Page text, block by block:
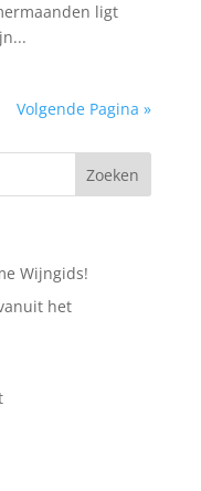
ligt
Volgende Pagina »
Wijngids!
het